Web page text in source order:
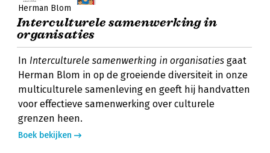
Herman Blom
Interculturele samenwerking in
organisaties
In Interculturele samenwerking in organisaties gaat
Herman Blom in op de groeiende diversiteit in onze
multiculturele samenleving en geeft hij handvatten
voor effectieve samenwerking over culturele
grenzen heen.
Boek bekijken